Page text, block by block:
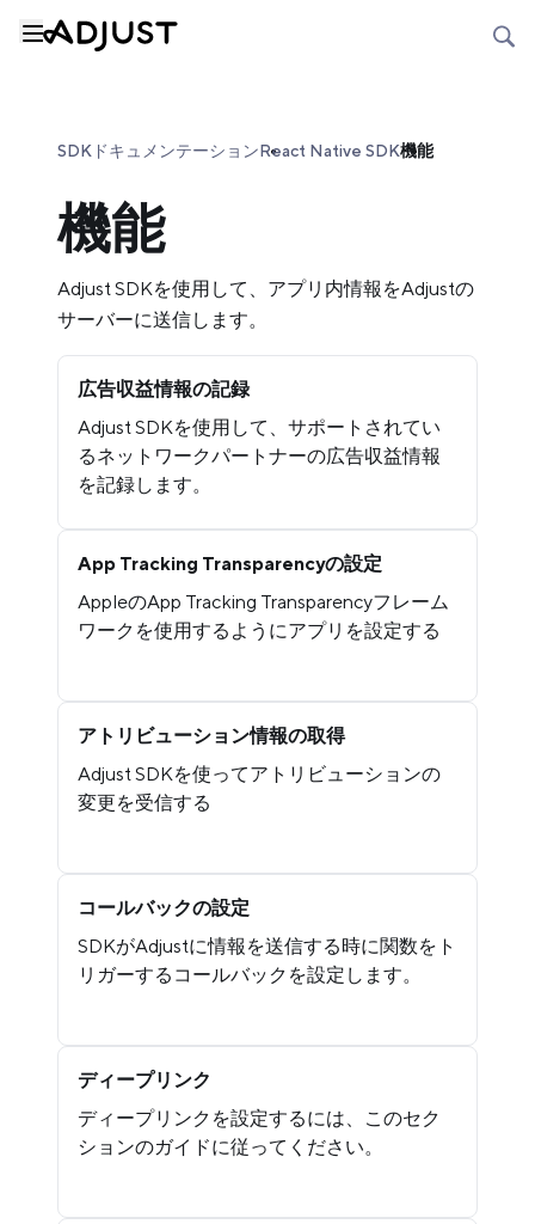
SDKドキュメンテーションReact Native SDK機能
機能
Adjust SDKを使用して、アプリ内情報をAdjustの
サーバーに送信します。
広告収益情報の記録
Adjust SDKを使用して、サポートされてい
るネットワークパートナーの広告収益情報
を記録します。
App Tracking Transparencyの設定
AppleのApp Tracking Transparencyフレーム
ワークを使用するようにアプリを設定する
アトリビューション情報の取得
Adjust SDKを使ってアトリビューションの
変更を受信する
コールバックの設定
SDKがAdjustに情報を送信する時に関数をト
リガーするコールバックを設定します。
ディープリンク
ディープリンクを設定するには、このセク
ションのガイドに従ってください。